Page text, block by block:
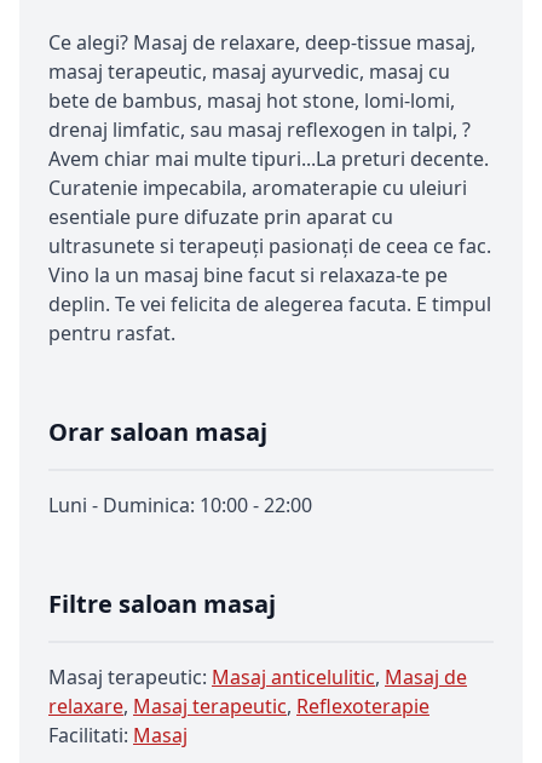
Ce alegi? Masaj de relaxare, deep-tissue masaj,
masaj terapeutic, masaj ayurvedic, masaj cu
bete de bambus, masaj hot stone, lomi-lomi,
drenaj limfatic, sau masaj reflexogen in talpi, ?
Avem chiar mai multe tipuri...La preturi decente.
Curatenie impecabila, aromaterapie cu uleiuri
esentiale pure difuzate prin aparat cu
ultrasunete si terapeuți pasionați de ceea ce fac.
Vino la un masaj bine facut si relaxaza-te pe
deplin. Te vei felicita de alegerea facuta. E timpul
pentru rasfat.
Orar saloan masaj
Luni - Duminica: 10:00 - 22:00
Filtre saloan masaj
Masaj terapeutic: Masaj anticelulitic, Masaj de
relaxare, Masaj terapeutic, Reflexoterapie
Facilitati: Masaj